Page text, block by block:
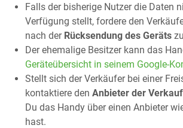
Falls der bisherige Nutzer die Daten
Verfügung stellt, fordere den
nach der Rücksendung des Geräts
Der ehemalige Besitzer kann das
Geräteübersicht in seinem Google-
Stellt sich der Verkäufer bei einer
kontaktiere den Anbieter der
Du das Handy über einen Anbieter
hast.